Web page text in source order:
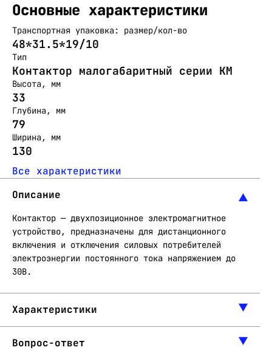
Основные характеристики
Транспортная упаковка: размер/кол-во
48*31.5*19/10
Тип
Контактор малогабаритный серии КМ
Высота, мм
33
Глубина, мм
79
Ширина, мм
130
Все характеристики
Описание
Контактор — двухпозиционное электромагнитное
устройство, предназначены для дистанционного
включения и отключения силовых потребителей
электроэнергии постоянного тока напряжением до
30В.
Характеристики
Вопрос-ответ